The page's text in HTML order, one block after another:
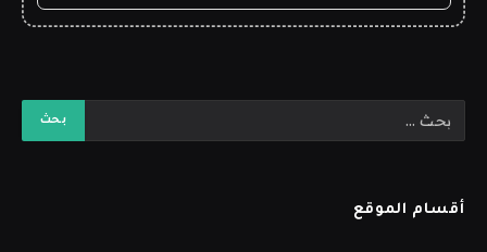
أقسام الموقع